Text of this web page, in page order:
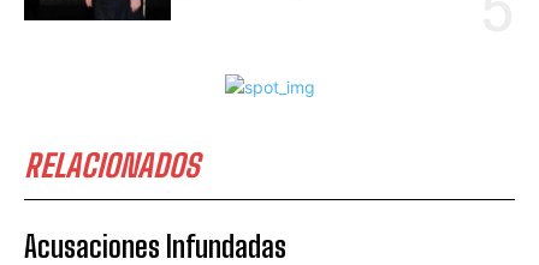
RELACIONADOS
Acusaciones Infundadas